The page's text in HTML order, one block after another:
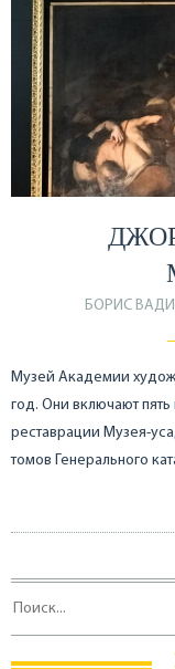
БОРИС
Музей Академии
год. Они включают
реставрации Музея-
томов Генерального